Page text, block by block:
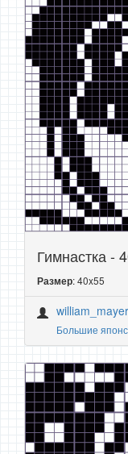
Гимнастка -
Размер: 40x55
Большие